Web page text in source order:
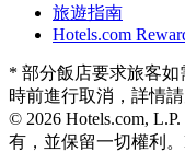
旅遊指南
Hotels.com
* 部分飯店要求旅客
時前進行取消，詳情請
© 2026 Hotels.com,
有，並保留一切權利。